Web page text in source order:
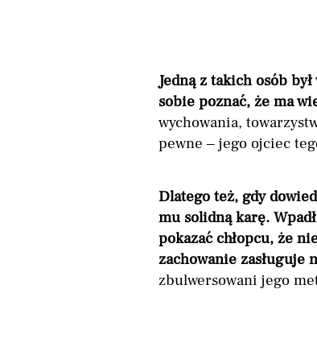
Jedną z takich osób
sobie poznać, że ma
wychowania,
pewne – jego ojciec
Dlatego też, gdy
mu solidną karę.
pokazać chłopcu, że
zachowanie zasługuje
zbulwersowani jego